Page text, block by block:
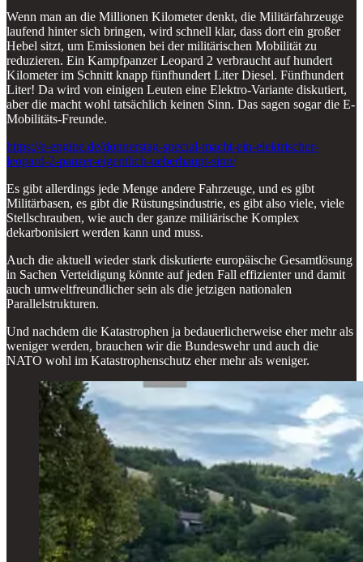
Wenn man an die Millionen Kilometer denkt, die Militärfahrzeuge
laufend hinter sich bringen, wird schnell klar, dass dort ein großer
Hebel sitzt, um Emissionen bei der militärischen Mobilität zu
reduzieren. Ein Kampfpanzer Leopard 2 verbraucht auf hundert
Kilometer im Schnitt knapp fünfhundert Liter Diesel. Fünfhundert
Liter! Da wird von einigen Leuten eine Elektro-Variante diskutiert,
aber die macht wohl tatsächlich keinen Sinn. Das sagen sogar die E-
Mobilitäts-Freunde.
https://e-engine.de/donnerstag-special-macht-ein-elektrischer-
leopard-2-panzer-eigentlich-ueberhaupt-sinn/
Es gibt allerdings jede Menge andere Fahrzeuge, und es gibt
Militärbasen, es gibt die Rüstungsindustrie, es gibt also viele, viele
Stellschrauben, wie auch der ganze militärische Komplex
dekarbonisiert werden kann und muss.
Auch die aktuell wieder stark diskutierte europäische Gesamtlösung
in Sachen Verteidigung könnte auf jeden Fall effizienter und damit
auch umweltfreundlicher sein als die jetzigen nationalen
Parallelstrukturen.
Und nachdem die Katastrophen ja bedauerlicherweise eher mehr als
weniger werden, brauchen wir die Bundeswehr und auch die
NATO wohl im Katastrophenschutz eher mehr als weniger.